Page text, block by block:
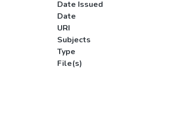
Date Issued
Date
URI
Subjects
Type
File(s)